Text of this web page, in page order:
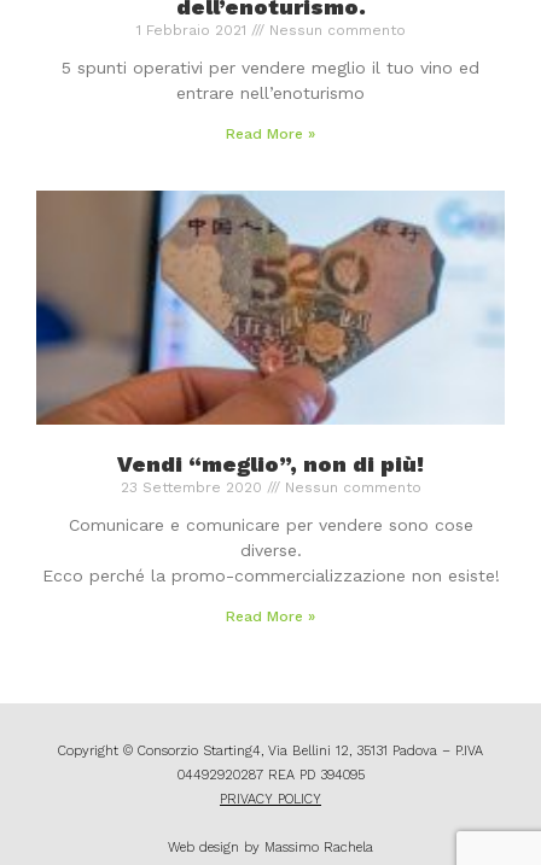
dell’enoturismo.
1 Febbraio 2021 Nessun commento
5 spunti operativi per vendere meglio il tuo vino ed
entrare nell’enoturismo
Read More »
Vendi “meglio”, non di più!
23 Settembre 2020 Nessun commento
Comunicare e comunicare per vendere sono cose
diverse.
Ecco perché la promo-commercializzazione non esiste!
Read More »
Copyright © Consorzio Starting4, Via Bellini 12, 35131 Padova – P.IVA
04492920287 REA PD 394095
PRIVACY POLICY
Web design by Massimo Rachela